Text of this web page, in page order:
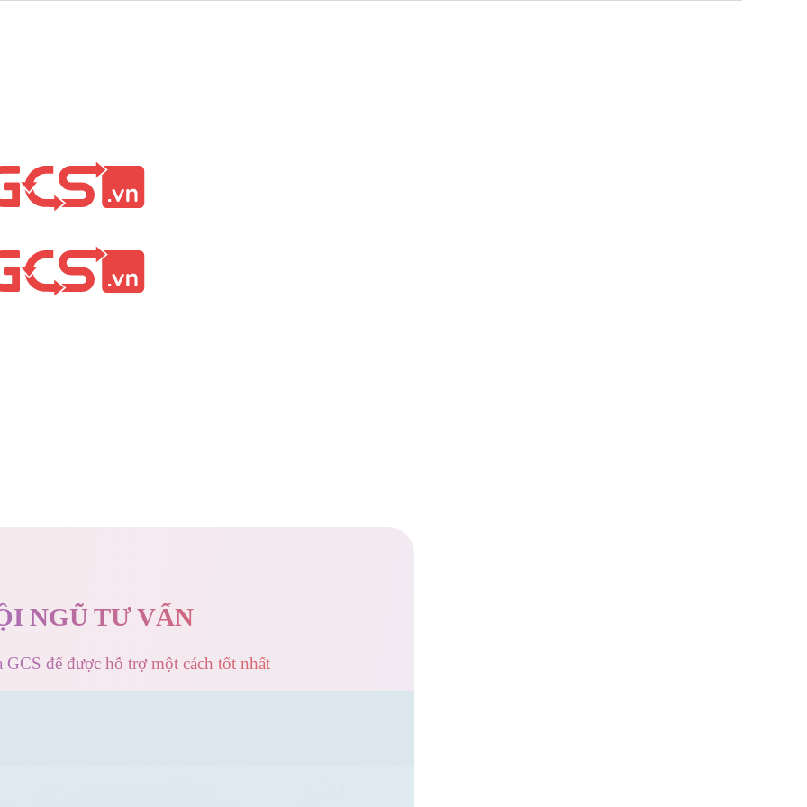
NGŨ TƯ VẤN
để được hỗ trợ một cách tốt nhất